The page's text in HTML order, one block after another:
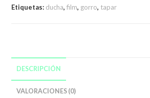
Etiquetas: ducha,film, gorro, tapar
DESCRIPCIÓN
VALORACIONES (0)